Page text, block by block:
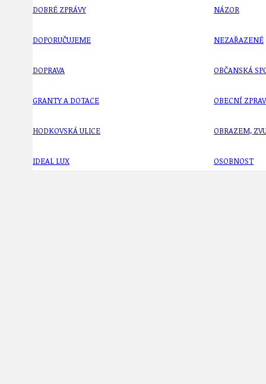
DOBRÉ ZPRÁVY
DOPORUČUJEME
DOPRAVA
GRANTY A DOTACE
HODKOVSKÁ ULICE
IDEAL LUX
NÁZOR
NEZAŘAZENÉ
OBČANSKÁ
OBECNÍ
OBRAZEM,
OSOBNOST